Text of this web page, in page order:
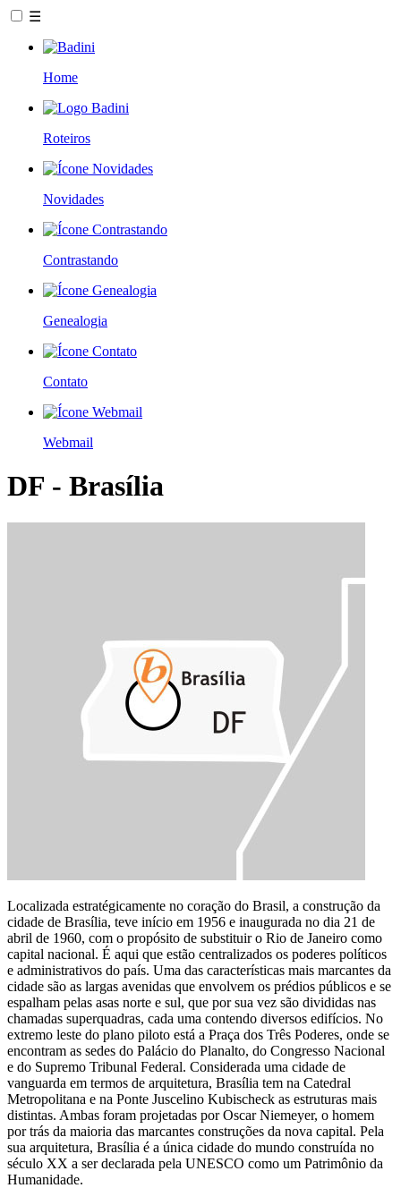
☰
Home
Roteiros
Novidades
Contrastando
Genealogia
Contato
Webmail
DF - Brasília
Localizada estratégicamente no coração do Brasil, a construção da
cidade de Brasília, teve início em 1956 e inaugurada no dia 21 de
abril de 1960, com o propósito de substituir o Rio de Janeiro como
capital nacional. É aqui que estão centralizados os poderes políticos
e administrativos do país. Uma das características mais marcantes da
cidade são as largas avenidas que envolvem os prédios públicos e se
espalham pelas asas norte e sul, que por sua vez são divididas nas
chamadas superquadras, cada uma contendo diversos edifícios. No
extremo leste do plano piloto está a Praça dos Três Poderes, onde se
encontram as sedes do Palácio do Planalto, do Congresso Nacional
e do Supremo Tribunal Federal. Considerada uma cidade de
vanguarda em termos de arquitetura, Brasília tem na Catedral
Metropolitana e na Ponte Juscelino Kubischeck as estruturas mais
distintas. Ambas foram projetadas por Oscar Niemeyer, o homem
por trás da maioria das marcantes construções da nova capital. Pela
sua arquitetura, Brasília é a única cidade do mundo construída no
século XX a ser declarada pela UNESCO como um Patrimônio da
Humanidade.